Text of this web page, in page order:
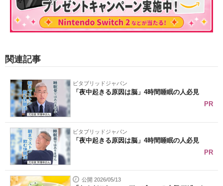
関連記事
ビタブリッドジャパン
「夜中起きる原因は脳」4時間睡眠の人必見
PR
ビタブリッドジャパン
「夜中起きる原因は脳」4時間睡眠の人必見
PR
公開 2026/05/13